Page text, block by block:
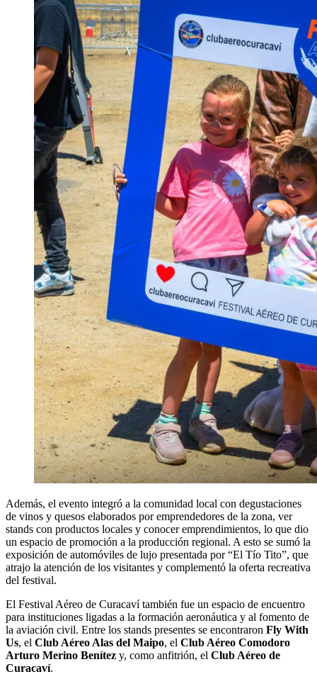
Además, el evento integró a la comunidad local con degustaciones
de vinos y quesos elaborados por emprendedores de la zona, ver
stands con productos locales y conocer emprendimientos, lo que dio
un espacio de promoción a la producción regional. A esto se sumó la
exposición de automóviles de lujo presentada por “El Tío Tito”, que
atrajo la atención de los visitantes y complementó la oferta recreativa
del festival.
El Festival Aéreo de Curacaví también fue un espacio de encuentro
para instituciones ligadas a la formación aeronáutica y al fomento de
la aviación civil. Entre los stands presentes se encontraron Fly With
Us, el Club Aéreo Alas del Maipo, el Club Aéreo Comodoro
Arturo Merino Benítez y, como anfitrión, el Club Aéreo de
Curacaví.